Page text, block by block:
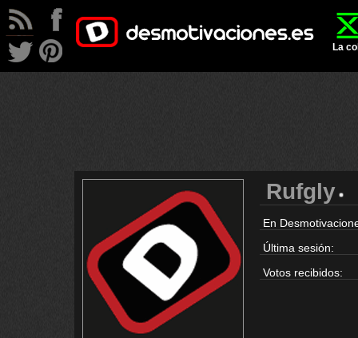
La
Rufgly
En
Última sesión:
Votos recibidos: